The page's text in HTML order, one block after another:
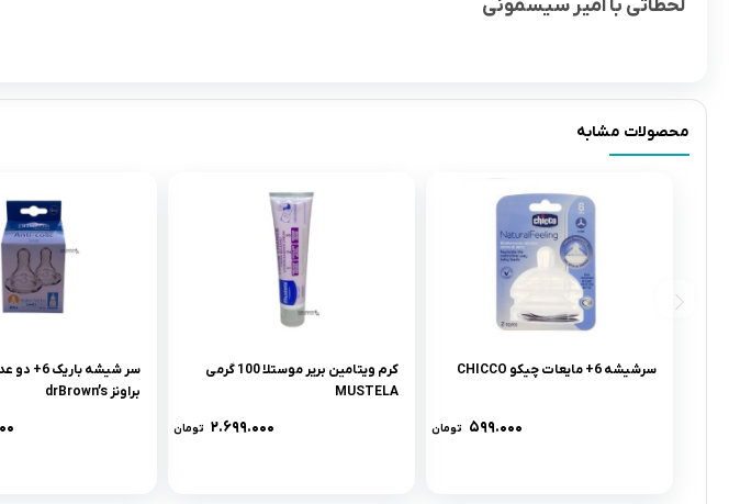
لحظاتی با امیر سیسمونی
محصولات مشابه
سرشيشه 6+ مایعات چیکو CHICCO
۵۹۹.۰۰۰ تومان
کرم ویتامین برير موستلا 100 گرمى
MUSTELA
۲.۶۹۹.۰۰۰ تومان
سر شيشه
براونز drBrown’s